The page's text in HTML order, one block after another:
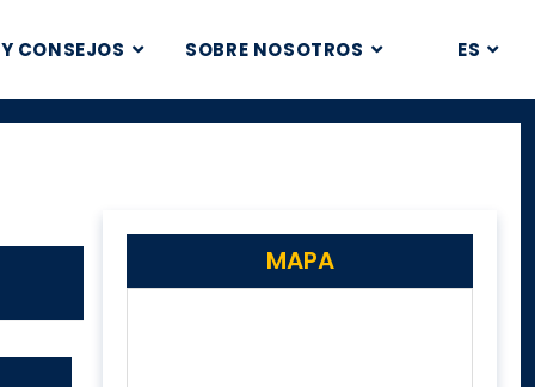
CONSEJOS SOBRE NOSOTROS ES
MAPA